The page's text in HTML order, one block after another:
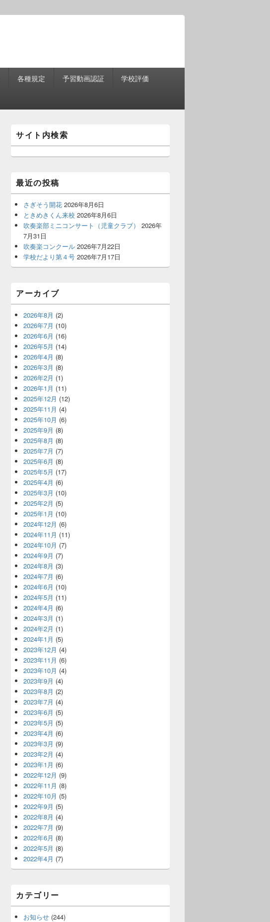
各種規定 予習動画認証 学校評価
イ
ン
サ
バ
ー
ィ
ジ
ェ
ト
エ
サイト内検索
最近の投稿
さぎそう開花 2026年8月6日
ときめきくん来校 2026年8月6日
吹奏楽部ミニコンサート（児童クラブ）
2026年
7月31日
吹奏楽コンクール 2026年7月22日
学校だより第４号 2026年7月17日
アーカイブ
2026年8月 (2)
2026年7月 (10)
2026年6月 (16)
2026年5月 (14)
2026年4月 (8)
2026年3月 (8)
2026年2月 (1)
2026年1月 (11)
2025年12月 (12)
2025年11月 (4)
2025年10月 (6)
2025年9月 (8)
2025年8月 (8)
2025年7月 (7)
2025年6月 (8)
2025年5月 (17)
2025年4月 (6)
2025年3月 (10)
2025年2月 (5)
2025年1月 (10)
2024年12月 (6)
2024年11月 (11)
2024年10月 (7)
2024年9月 (7)
2024年8月 (3)
2024年7月 (6)
2024年6月 (10)
2024年5月 (11)
2024年4月 (6)
2024年3月 (1)
2024年2月 (1)
2024年1月 (5)
2023年12月 (4)
2023年11月 (6)
2023年10月 (4)
2023年9月 (4)
2023年8月 (2)
2023年7月 (4)
2023年6月 (5)
2023年5月 (5)
2023年4月 (6)
2023年3月 (9)
2023年2月 (4)
2023年1月 (6)
2022年12月 (9)
2022年11月 (8)
2022年10月 (5)
2022年9月 (5)
2022年8月 (4)
2022年7月 (9)
2022年6月 (8)
2022年5月 (8)
2022年4月 (7)
カテゴリー
お知らせ (244)